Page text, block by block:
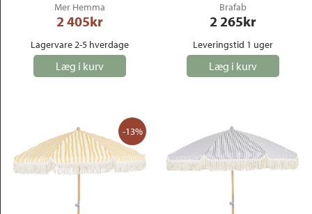
Mer Hemma
2 405kr
Lagervare 2-5 hverdage
Læg i kurv
Brafab
2 265kr
Leveringstid 1 uger
Læg i kurv
-13%